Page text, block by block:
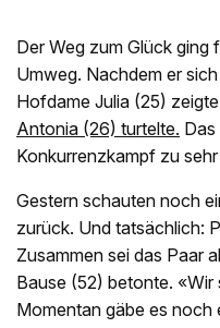
Der Weg zum Glück
Umweg. Nachdem er
Hofdame Julia (25)
Antonia (26) turtelte.
Konkurrenzkampf zu
Gestern schauten noch
zurück. Und tatsächlich:
Zusammen sei das Paar
Bause (52) betonte. «Wir
Momentan gäbe es noch